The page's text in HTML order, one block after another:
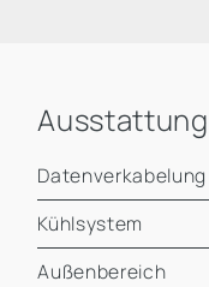
Ausstattung
Datenverkabelung
Kühlsystem
Außenbereich